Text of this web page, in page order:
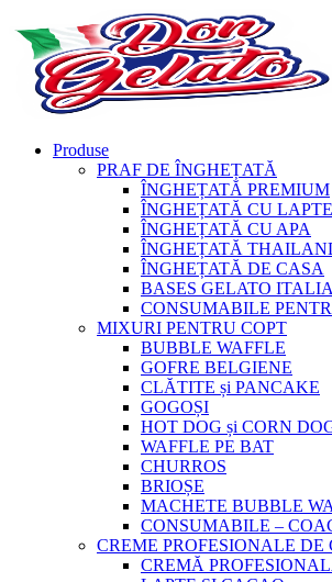
Produse
PRAF DE ÎNGHEȚATĂ
ÎNGHEȚATĂ PREMIUM
ÎNGHEȚATĂ CU LAPTE
ÎNGHEȚATĂ CU APA
ÎNGHEȚATĂ
ÎNGHEȚATĂ DE CASA
BASES GELATO
CONSUMABILE
MIXURI PENTRU COPT
BUBBLE WAFFLE
GOFRE BELGIENE
CLĂTITE și PANCAKE
GOGOȘI
HOT DOG și CORN
WAFFLE PE BAT
CHURROS
BRIOȘE
MACHETE BUBBLE
CONSUMABILE –
CREME PROFESIONALE DE
CREMĂ